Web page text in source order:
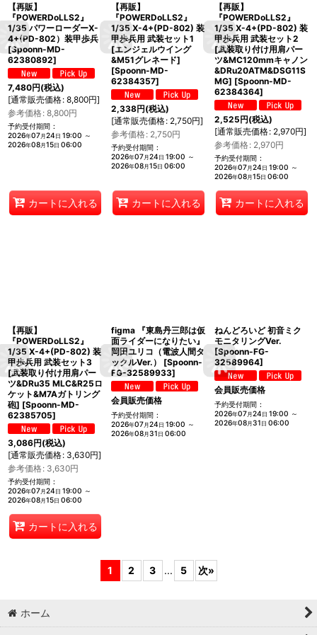
【再販】
『POWERDoLLS2』
1/35 パワーローダーX-
4+(PD-802）装甲歩兵
[Spoonn-MD-
62380892]
7,480円(税込)
[通常販売価格: 8,800円]
参考価格: 8,800円
予約受付期間 :
2026年07月24 日 19:00 ～
2026年08月15日 06:00
カートに入れる
【再販】
『POWERDoLLS2』
1/35 X-4+(PD-802) 装
甲歩兵用 武装セット1
[エンジェルウイング
&M51グレネード]
[Spoonn-MD-
62384357]
2,338円(税込)
[通常販売価格: 2,750円]
参考価格: 2,750円
予約受付期間 :
2026年07月24 日 19:00 ～
2026年08月15日 06:00
カートに入れる
【再販】
『POWERDoLLS2』
1/35 X-4+(PD-802) 装
甲歩兵用 武装セット2
[武装取り付け用肩パー
ツ&MC120mmキャノン
&DRu20ATM&DSG11S
MG] [Spoonn-MD-
62384364]
2,525円(税込)
[通常販売価格: 2,970円]
参考価格: 2,970円
予約受付期間 :
2026年07月24 日 19:00 ～
2026年08月15日 06:00
カートに入れる
【再販】
『POWERDoLLS2』
1/35 X-4+(PD-802) 装
甲歩兵用 武装セット3
[武装取り付け用肩パー
ツ&DRu35 MLC&R25ロ
ケット&M7Aガトリング
砲] [Spoonn-MD-
62385705]
3,086円(税込)
[通常販売価格: 3,630円]
参考価格: 3,630円
予約受付期間 :
2026年07月24 日 19:00 ～
2026年08月15日 06:00
カートに入れる
figma 『東島丹三郎は仮
面ライダーになりたい』
岡田ユリコ（電波人間タ
ックルVer.）
[Spoonn-
FG-32589933]
会員販売価格
予約受付期間 :
2026年07月24 日 19:00 ～
2026年08月31 日 06:00
ねんどろいど 初音ミク
モニタリングVer.
[Spoonn-FG-
32589964]
会員販売価格
予約受付期間 :
2026年07月24 日 19:00 ～
2026年08月31 日 06:00
1 2 3 ... 5 次»
ホーム